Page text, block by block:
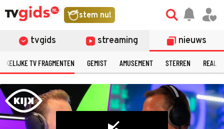
stem nu!
tvgids streaming nieuws
TV FRAGMENTEN GEMIST AMUSEMENT STERREN
©